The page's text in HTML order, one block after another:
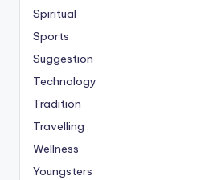
Spiritual
Sports
Suggestion
Technology
Tradition
Travelling
Wellness
Youngsters